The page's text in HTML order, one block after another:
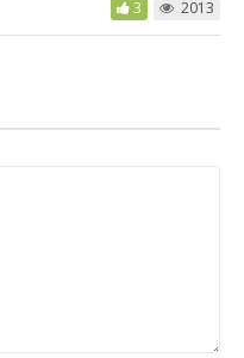
3 2013